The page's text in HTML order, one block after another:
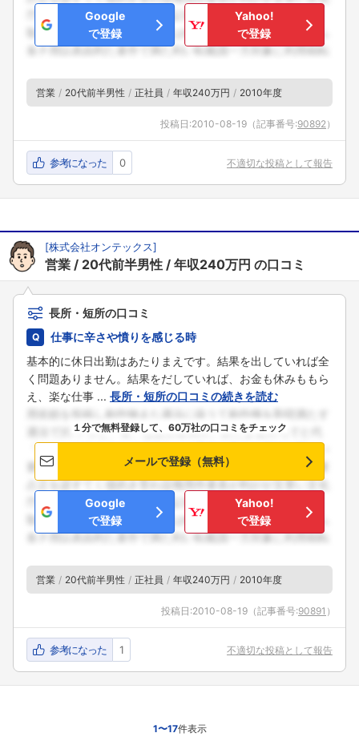
Google
で登録
Yahoo!
で登録
営業 20代前半男性 正社員 年収240万円 2010年度
投稿日:2010-08-19 （記事番号:90892 ）
参考になった 0 不適切な投稿として報告
[株式会社オンテックス]
営業 20代前半男性 年収240万円 の口コミ
長所・短所の口コミ
仕事に辛さや憤りを感じる時
基本的に休日出勤はあたりまえです。結果を出していれば全
く問題ありません。結果をだしていれば、お金も休みももら
え、楽な仕事 ... 長所・短所の口コミの続きを読む
１分で無料登録して、60万社の口コミをチェック
メールで登録（無料）
Google
で登録
Yahoo!
で登録
営業 20代前半男性 正社員 年収240万円 2010年度
投稿日:2010-08-19 （記事番号:90891 ）
参考になった 1 不適切な投稿として報告
1〜17件表示